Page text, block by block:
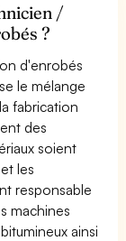
/
?
d'enrobés
le mélange
fabrication
des
soient
les
responsable
machines
ainsi